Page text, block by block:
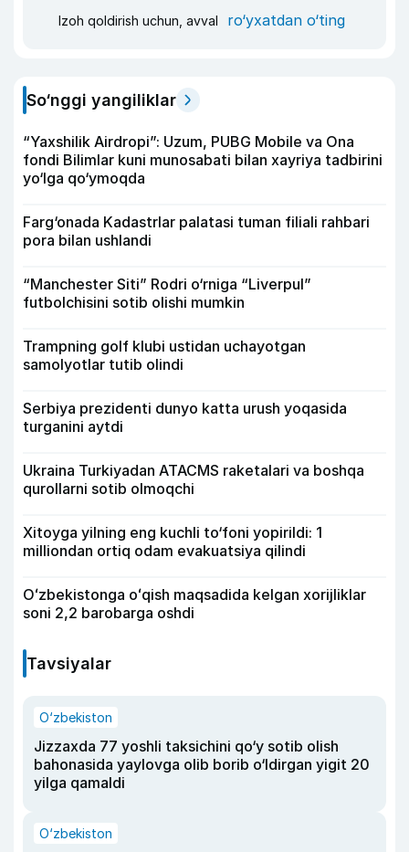
Izoh qoldirish uchun, avval ro‘yxatdan o‘ting
So‘nggi yangiliklar
“Yaxshilik Airdropi”: Uzum, PUBG Mobile va Ona
fondi Bilimlar kuni munosabati bilan xayriya tadbirini
yo‘lga qo‘ymoqda
Farg‘onada Kadastrlar palatasi tuman filiali rahbari
pora bilan ushlandi
“Manchester Siti” Rodri o‘rniga “Liverpul”
futbolchisini sotib olishi mumkin
Trampning golf klubi ustidan uchayotgan
samolyotlar tutib olindi
Serbiya prezidenti dunyo katta urush yoqasida
turganini aytdi
Ukraina Turkiyadan ATACMS raketalari va boshqa
qurollarni sotib olmoqchi
Xitoyga yilning eng kuchli to‘foni yopirildi: 1
milliondan ortiq odam evakuatsiya qilindi
Oʻzbekistonga oʻqish maqsadida kelgan xorijliklar
soni 2,2 barobarga oshdi
Tavsiyalar
O‘zbekiston
Jizzaxda 77 yoshli taksichini qo‘y sotib olish
bahonasida yaylovga olib borib o‘ldirgan yigit 20
yilga qamaldi
O‘zbekiston